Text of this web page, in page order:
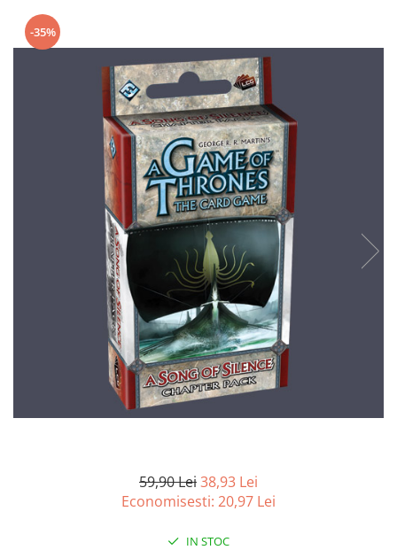
Smart Games
Puzzle-uri logice
Jocuri cu miniaturi
Final Girl - solo game
Miniaturi Arkham Horror
Miniaturi HEROCLIX
Accesorii pentru boardgames
Protectii carti (Sleeves)
Deck Boxes/Cutii pentru carti
Portofolii/ Clasoare pentru carti
The Army Painter
Merch Lex Hobby Store
-35%
59,90 Lei38,93 Lei
Economisesti: 20,97 Lei
IN STOC